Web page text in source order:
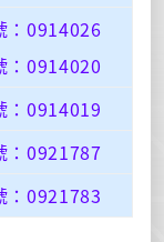
0914026
0914020
0914019
0921787
0921783